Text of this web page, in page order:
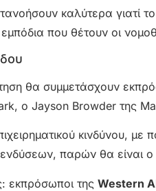
καλύτερα γιατί το
που θέτουν οι
θα συμμετάσχουν
ο Jayson Browder της
κινδύνου,
παρών θα είναι
εκπρόσωποι της Western